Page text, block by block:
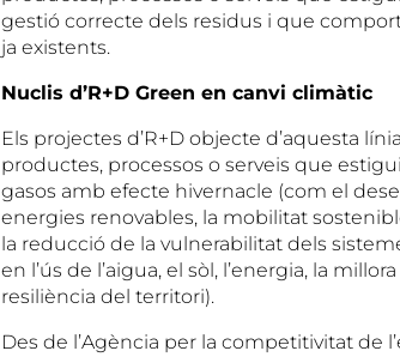
gestió correcte dels residus i que
ja existents.
Nuclis d’R+D Green en canvi climàtic
Els projectes d’R+D objecte d’aquesta
productes, processos o serveis que
gasos amb efecte hivernacle (com el
energies renovables, la mobilitat
la reducció de la vulnerabilitat dels
en l’ús de l’aigua, el sòl, l’energia, la
resiliència del territori).
Des de l’Agència per la competitivitat de